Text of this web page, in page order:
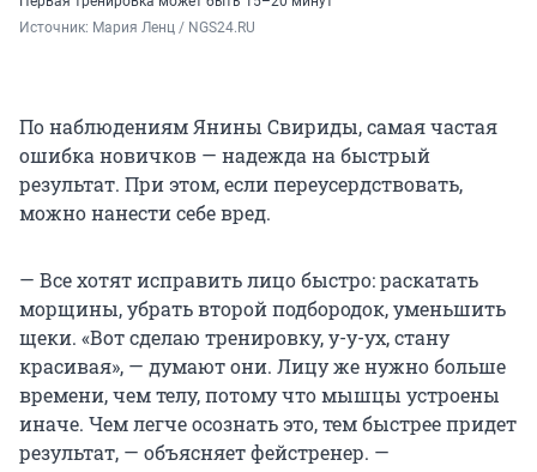
Источник: Мария Ленц / NGS24.RU
По наблюдениям Янины Свириды, самая частая
ошибка новичков — надежда на быстрый
результат. При этом, если переусердствовать,
можно нанести себе вред.
— Все хотят исправить лицо быстро: раскатать
морщины, убрать второй подбородок, уменьшить
щеки. «Вот сделаю тренировку, у-у-ух, стану
красивая», — думают они. Лицу же нужно больше
времени, чем телу, потому что мышцы устроены
иначе. Чем легче осознать это, тем быстрее придет
результат, — объясняет фейстренер. —